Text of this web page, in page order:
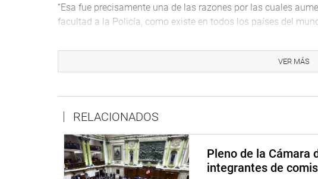
“Esa fue precisamente una de las razones por las cuales
facultad a la Policía, como existe en todos los países del
pueden hacer uso de su arma legal para enfrentarse a un
Gobierno estaría preparando un indulto al expresidente Pedro
“Espero que no porque, como todos sabemos, esa es una
VER MÁS
RELACIONADOS
Pleno de la Cámara
integrantes de